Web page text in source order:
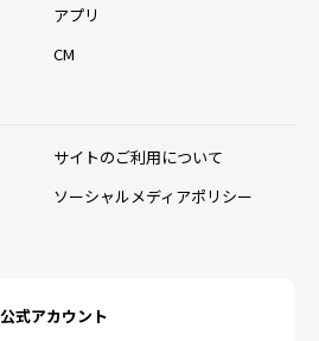
公式アカウント
アプリ
CM
サイトのご利用について
ソーシャルメディアポリシー